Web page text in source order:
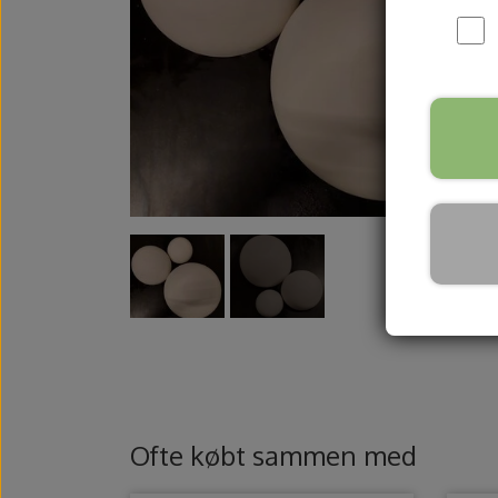
Gavekort
Ofte købt sammen med